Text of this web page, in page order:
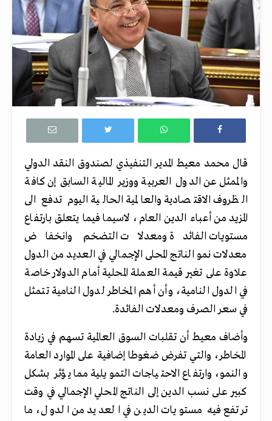
قال محمد معيط المدير التنفيذي لصندوق النقد الدولي
والممثل عن الدول العربية ووزير المالية السابق إن كافة
الظروف الاقتصادية والعالمية الحالية اليوم تدفع الى
المزيد من أعباء الدين العام، لاسيما فيما يتعلق بارتفاع
مستويات الفائدة ومعدلات التضخم وانخفاض
معدلات نمو الناتج المحلى الإجمالي في العديد من الدول
علاوة على تغير قيمة العملة المحلية أمام الدولار خاصة
في الدول النامية، وأن أهم المخاطر لدول النامية تتمثل
في سعر الصرف ومعدلات الفائدة.
وأضاف معيط أن تقلبات السوق العالمية تسهم في زيادة
المخاطر، والتي تفرض ضغوطا إضافية على الموارد العامة
والنمو، وارتفاع الاحتياجات التمويلية مما يؤثر بشكل
كبير على نسب الدين إلى الناتج المحلي الإجمالي في وقت
ترتفع فيه مستويات الدين في العديد من الدول، ما